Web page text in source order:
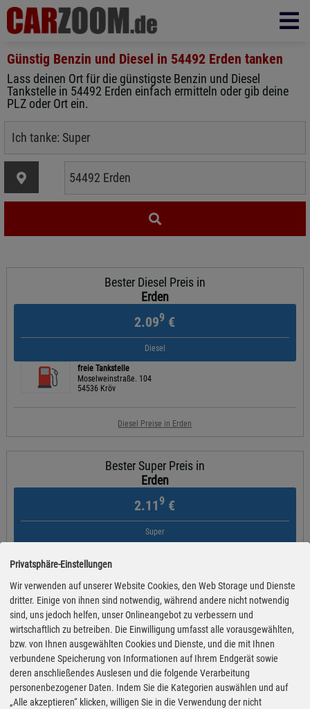
Günstig Benzin und Diesel in 54492 Erden tanken
Lass deinen Ort für die günstigste Benzin und Diesel
Tankstelle in 54492 Erden einfach ermitteln oder gib deine
PLZ oder Ort ein.
Bester Diesel Preis in
Erden
2.099 €
Diesel
freie Tankstelle
Moselweinstraße. 104
54536 Kröv
Diesel Preise in Erden
Bester Super Preis in
Erden
2.119 €
Super
Moselweinstraße. 104
54536 Kröv
Super Preise in Erden
Bester Super E10 Preis in
Erden
2.059€
Privatsphäre-Einstellungen
Wir verwenden auf unserer Website Cookies, den Web Storage und Dienste
dritter. Einige von ihnen sind notwendig, während andere nicht notwendig
sind, uns jedoch helfen, unser Onlineangebot zu verbessern und
wirtschaftlich zu betreiben. Die Einwilligung umfasst alle vorausgewählten,
bzw. von Ihnen ausgewählten Cookies und Dienste, und die mit Ihnen
verbundene Speicherung von Informationen auf Ihrem Endgerät sowie
deren anschließendes Auslesen und die folgende Verarbeitung
personenbezogener Daten. Indem Sie die Kategorien auswählen und auf
„Alle akzeptieren“ klicken, willigen Sie in die Verwendung der nicht